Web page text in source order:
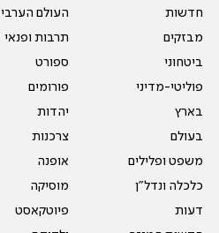
חדשות
מבזקים
ביטחוני
פוליטי-מדיני
בארץ
בעולם
משפט ופלילים
כלכלה ונדל"ן
דעות
העולם הערבי
תרבות ופנאי
ספורט
פורומים
יהדות
צרכנות
אופנה
מוסיקה
פיוטקאסט